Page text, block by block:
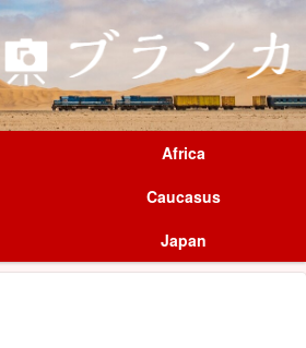
Africa
Caucasus
Japan